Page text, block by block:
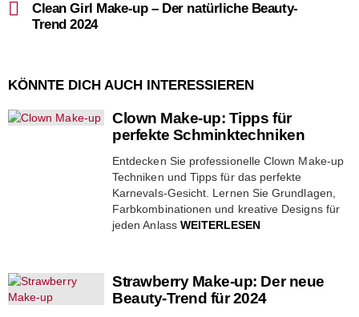
Clean Girl Make-up – Der natürliche Beauty-
Trend 2024
KÖNNTE DICH AUCH INTERESSIEREN
Clown Make-up: Tipps für
perfekte Schminktechniken
Entdecken Sie professionelle Clown Make-up
Techniken und Tipps für das perfekte
Karnevals-Gesicht. Lernen Sie Grundlagen,
Farbkombinationen und kreative Designs für
jeden Anlass WEITERLESEN
Strawberry Make-up: Der neue
Beauty-Trend für 2024